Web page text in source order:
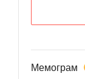
Мемограм